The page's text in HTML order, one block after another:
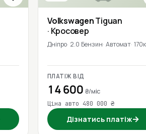
VolkswagenTiguan
· Кросовер
Дніпро 2.0 Бензин Автомат
ПЛАТІЖ ВІД
14 600 ₴/міс
Ціна авто 480 000 ₴
Дізнатись платіж→